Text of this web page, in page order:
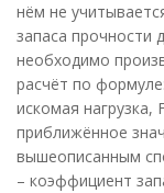
нём не
запаса прочности
необходимо
расчёт по
искомая нагрузка,
приближённое
вышеописанным
– коэффициент